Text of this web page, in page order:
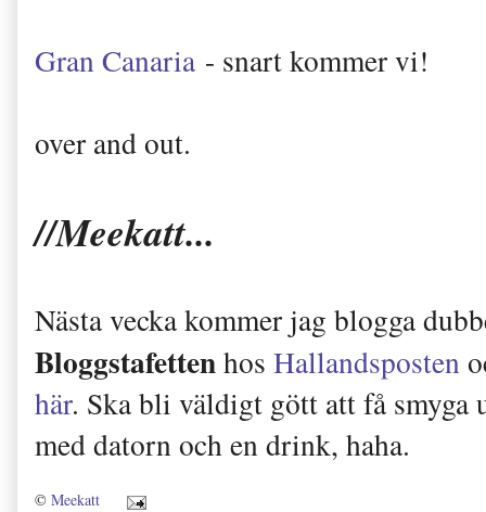
Gran Canaria - snart kommer vi!
over and out.
//Meekatt...
Nästa vecka kommer jag blogga
Bloggstafettenhos Hallandsposten
här. Ska bli väldigt gött att få
med datorn och en drink, haha.
© Meekatt